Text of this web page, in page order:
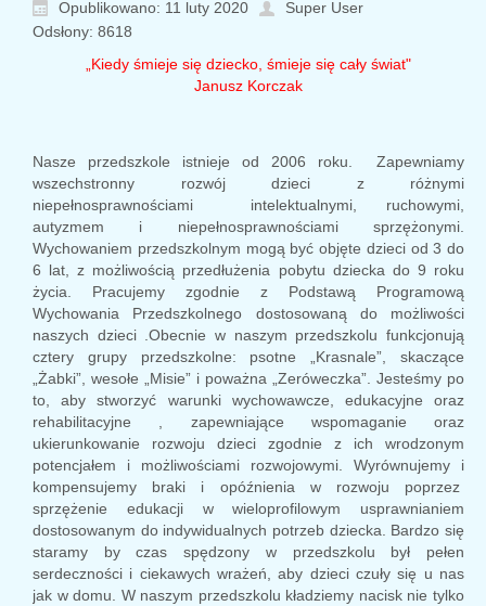
Opublikowano: 11 luty 2020
Super User
Odsłony: 8618
„Kiedy śmieje się dziecko, śmieje się cały świat"
Janusz Korczak
Nasze przedszkole istnieje od 2006 roku. Zapewniamy
wszechstronny rozwój dzieci z różnymi
niepełnosprawnościami intelektualnymi, ruchowymi,
autyzmem i niepełnosprawnościami sprzężonymi.
Wychowaniem przedszkolnym mogą być objęte dzieci od 3 do
6 lat, z możliwością przedłużenia pobytu dziecka do 9 roku
życia. Pracujemy zgodnie z Podstawą Programową
Wychowania Przedszkolnego dostosowaną do możliwości
naszych dzieci .Obecnie w naszym przedszkolu funkcjonują
cztery grupy przedszkolne: psotne „Krasnale”, skaczące
„Żabki”, wesołe „Misie” i poważna „Zeróweczka”. Jesteśmy po
to, aby stworzyć warunki wychowawcze, edukacyjne oraz
rehabilitacyjne , zapewniające wspomaganie oraz
ukierunkowanie rozwoju dzieci zgodnie z ich wrodzonym
potencjałem i możliwościami rozwojowymi. Wyrównujemy i
kompensujemy braki i opóźnienia w rozwoju poprzez
sprzężenie edukacji w wieloprofilowym usprawnianiem
dostosowanym do indywidualnych potrzeb dziecka. Bardzo się
staramy by czas spędzony w przedszkolu był pełen
serdeczności i ciekawych wrażeń, aby dzieci czuły się u nas
jak w domu. W naszym przedszkolu kładziemy nacisk nie tylko